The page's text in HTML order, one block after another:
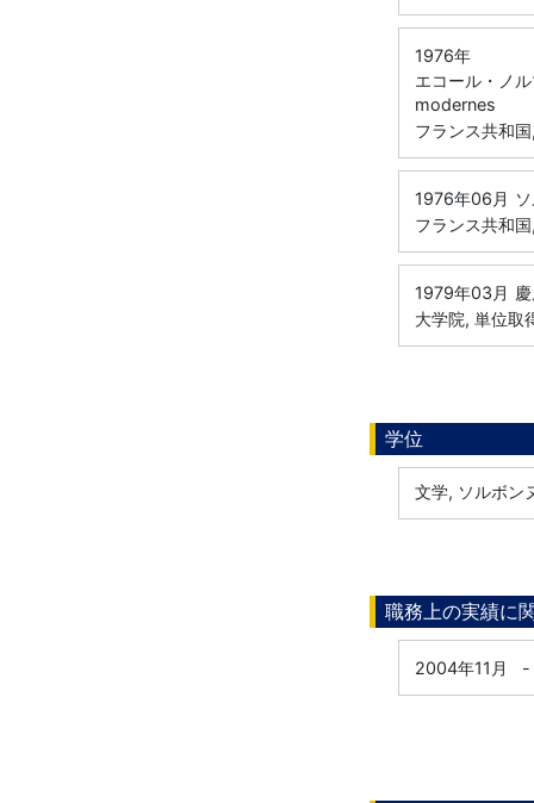
1976年
エコール・ノ
modernes
フランス共和
1976年06月
フランス共和
1979年03月
大学院, 単位取
学位
文学, ソルボン
職務上の実績に
2004年11月 -